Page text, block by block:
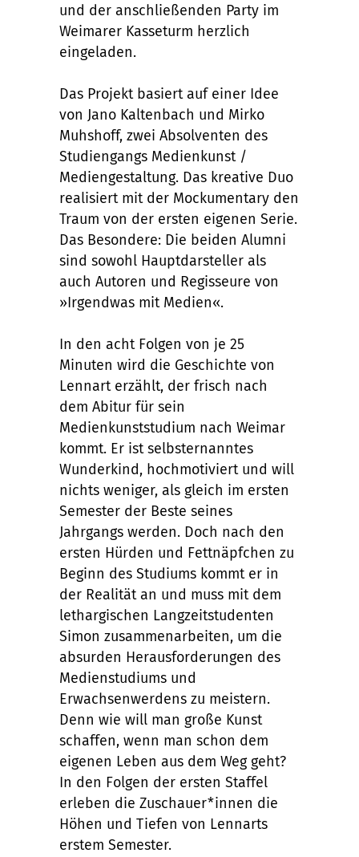
und der anschließenden Party im
Weimarer Kasseturm herzlich
eingeladen.
Das Projekt basiert auf einer Idee
von Jano Kaltenbach und Mirko
Muhshoff, zwei Absolventen des
Studiengangs Medienkunst /
Mediengestaltung. Das kreative Duo
realisiert mit der Mockumentary den
Traum von der ersten eigenen Serie.
Das Besondere: Die beiden Alumni
sind sowohl Hauptdarsteller als
auch Autoren und Regisseure von
»Irgendwas mit Medien«.
In den acht Folgen von je 25
Minuten wird die Geschichte von
Lennart erzählt, der frisch nach
dem Abitur für sein
Medienkunststudium nach Weimar
kommt. Er ist selbsternanntes
Wunderkind, hochmotiviert und will
nichts weniger, als gleich im ersten
Semester der Beste seines
Jahrgangs werden. Doch nach den
ersten Hürden und Fettnäpfchen zu
Beginn des Studiums kommt er in
der Realität an und muss mit dem
lethargischen Langzeitstudenten
Simon zusammenarbeiten, um die
absurden Herausforderungen des
Medienstudiums und
Erwachsenwerdens zu meistern.
Denn wie will man große Kunst
schaffen, wenn man schon dem
eigenen Leben aus dem Weg geht?
In den Folgen der ersten Staffel
erleben die Zuschauer*innen die
Höhen und Tiefen von Lennarts
erstem Semester.